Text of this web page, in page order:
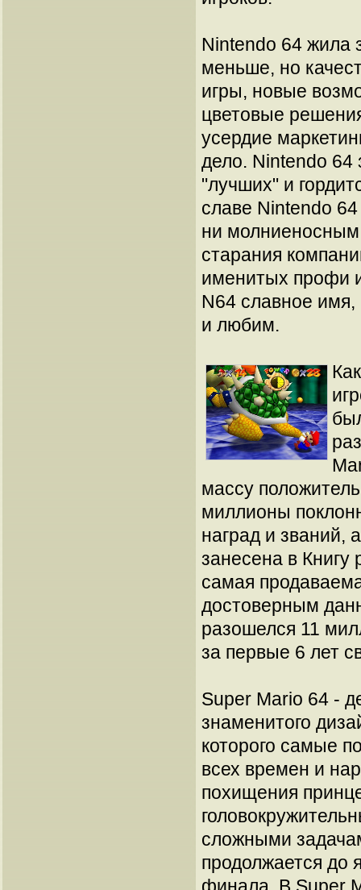
Nintendo 64 жила
меньше, но
игры, новые
цветовые
усердие
дело. Nintendo 64
"лучших" и
славе Nintendo
ни
старания
именитых профи
N64 славное
и любим.
массу
миллионы
наград и званий,
занесена в Книгу
самая
достоверным
разошелся 11
за первые 6 лет
Super Mario 64 -
знаменитого
которого самые
всех времен и
похищения
сложными
продолжается до
финала. В Super